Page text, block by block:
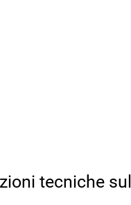
tecniche